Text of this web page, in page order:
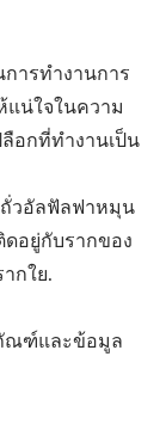
การทำงานการ
แน่ใจในความ
อกที่ทำงานเป็น
ถั่วอัลฟัลฟาหมุน
ดอยู่กับรากของ
กใย.
ณฑ์และข้อมูล